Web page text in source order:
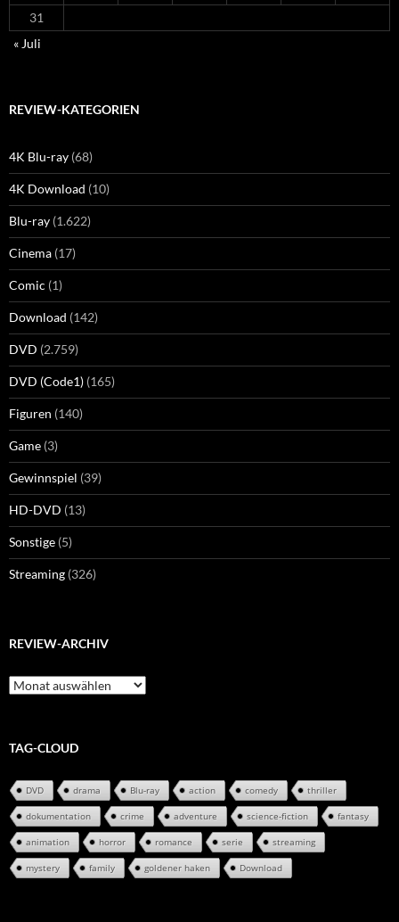
31
« Juli
REVIEW-KATEGORIEN
4K Blu-ray (68)
4K Download (10)
Blu-ray (1.622)
Cinema (17)
Comic (1)
Download (142)
DVD (2.759)
DVD (Code1) (165)
Figuren (140)
Game (3)
Gewinnspiel (39)
HD-DVD (13)
Sonstige (5)
Streaming (326)
REVIEW-ARCHIV
Review-
Archiv
TAG-CLOUD
DVD drama Blu-ray action comedy thriller
dokumentation crime adventure science-fiction fantasy
animation horror romance serie streaming
mystery family goldener haken Download